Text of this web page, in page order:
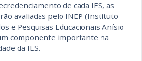
de cada IES, as
avaliadas pelo INEP (Instituto
e Pesquisas Educacionais Anísio
componente importante na
da IES.